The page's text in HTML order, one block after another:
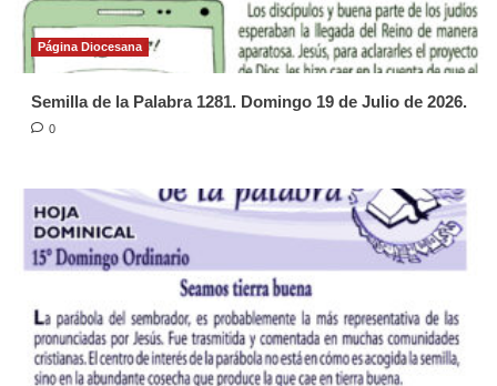
Página Diocesana
Semilla de la Palabra 1281. Domingo 19 de Julio de 2026.
0